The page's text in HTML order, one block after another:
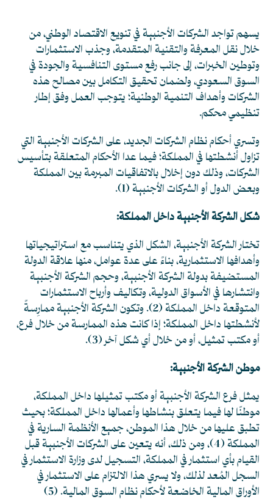
يسهم تواجد الشركات الأجنبية في تنويع الاقتصاد الوطني، من
خلال نقل المعرفة والتقنية المتقدمة، وجذب الاستثمارات
وتوطين الخبرات، إلى جانب رفع مستوى التنافسية والجودة في
السوق السعودي، ولضمان تحقيق التكامل بين مصالح هذه
الشركات وأهداف التنمية الوطنية؛ يتوجب العمل وفق إطار
تنظيمي محكم.
وتسري أحكام نظام الشركات الجديد، على الشركات الأجنبية التي
تزاول أنشطتها في المملكة؛ فيما عدا الأحكام المتعلقة بتأسيس
الشركات، وذلك دون إخلال بالاتفاقيات المبرمة بين المملكة
وبعض الدول أو الشركات الأجنبية (1).
شكل الشركة الأجنبية داخل المملكة:
تختار الشركة الأجنبية، الشكل الذي يتناسب مع استراتيجياتها
وأهدافها الاستثمارية، بناءً على عدة عوامل، منها علاقة الدولة
المستضيفة بدولة الشركة الأجنبية، وحجم الشركة الأجنبية
وانتشارها في الأسواق الدولية، وتكاليف وأرباح الاستثمارات
المتوقعة داخل المملكة (2). وتكون الشركة الأجنبية ممارِسةً
لأنشطتها داخل المملكة؛ إذا كانت هذه الممارسة من خلال فرع،
أو مكتب تمثيل، أو من خلال أي شكل آخر (3).
موطن الشركة الأجنبية:
يمثل فرع الشركة الأجنبية أو مكتب تمثيلها داخل المملكة،
موطنًا لها فيما يتعلق بنشاطها وأعمالها داخل المملكة؛ بحيث
تطبق عليها من خلال هذا الموطن، جميع الأنظمة السارية في
المملكة (4)، ومن ذلك، أنه يتعين على الشركات الأجنبية قبل
القيام بأي استثمار في المملكة، التسجيل لدى وزارة الاستثمار في
السجل المُعد لذلك، ولا يسري هذا الالتزام على الاستثمار في
الأوراق المالية الخاضعة لأحكام نظام السوق المالية. (5)